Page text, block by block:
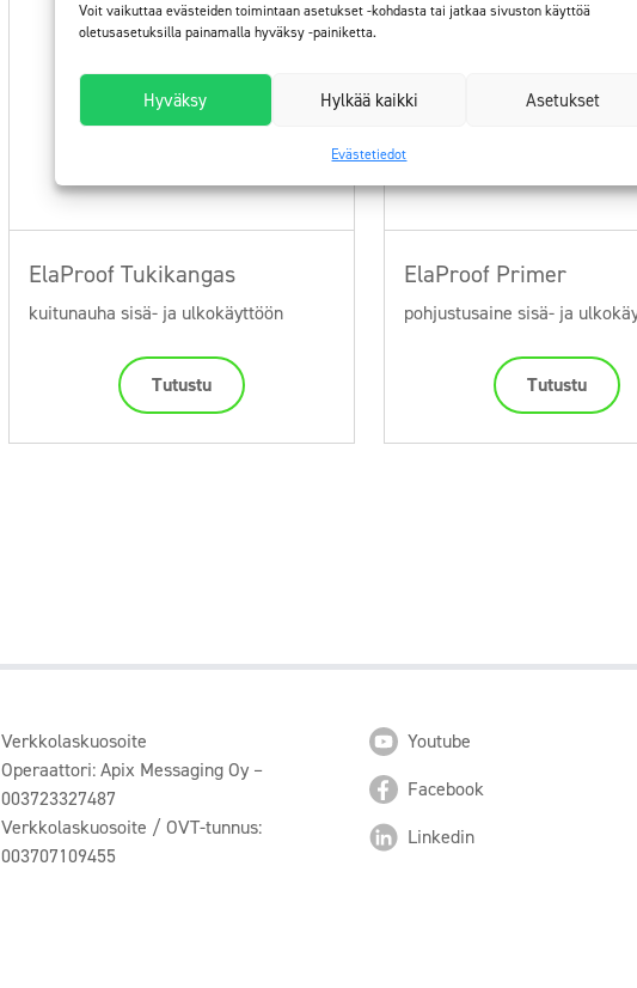
Voit vaikuttaa evästeiden toimintaan asetukset -kohdasta tai jatkaa sivuston käyttöä
oletusasetuksilla painamalla hyväksy -painiketta.
Hyväksy Hylkää kaikki Asetukset
Evästetiedot
ElaProof Tukikangas
kuitunauha sisä- ja ulkokäyttöön
Tutustu
ElaProof Primer
pohjustusaine sisä- ja
Tutustu
Verkkolaskuosoite
Operaattori: Apix Messaging Oy –
003723327487
Verkkolaskuosoite / OVT-tunnus:
003707109455
Youtube
Facebook
Linkedin